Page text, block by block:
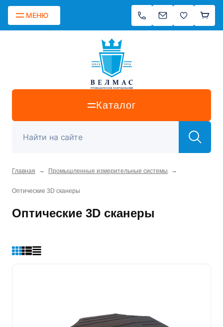
МЕНЮ
Каталог
Главная → Промышленные измерительные системы →
Oптические 3D сканеры
Oптические 3D сканеры